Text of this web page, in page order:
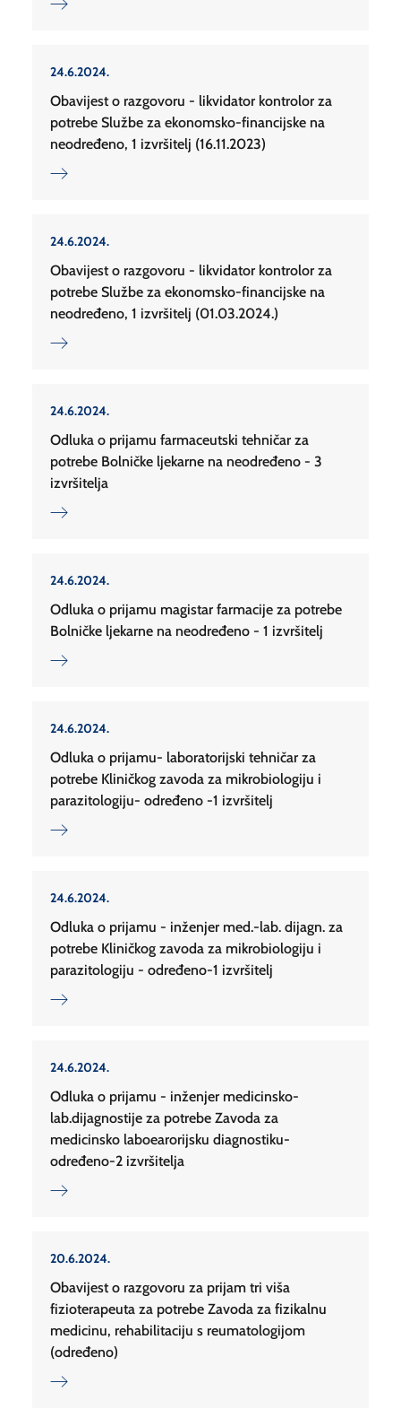
24.6.2024.
Obavijest o razgovoru - likvidator kontrolor za
potrebe Službe za ekonomsko-financijske na
neodređeno, 1 izvršitelj (16.11.2023)
24.6.2024.
Obavijest o razgovoru - likvidator kontrolor za
potrebe Službe za ekonomsko-financijske na
neodređeno, 1 izvršitelj (01.03.2024.)
24.6.2024.
Odluka o prijamu farmaceutski tehničar za
potrebe Bolničke ljekarne na neodređeno - 3
izvršitelja
24.6.2024.
Odluka o prijamu magistar farmacije za potrebe
Bolničke ljekarne na neodređeno - 1 izvršitelj
24.6.2024.
Odluka o prijamu- laboratorijski tehničar za
potrebe Kliničkog zavoda za mikrobiologiju i
parazitologiju- određeno -1 izvršitelj
24.6.2024.
Odluka o prijamu - inženjer med.-lab. dijagn. za
potrebe Kliničkog zavoda za mikrobiologiju i
parazitologiju - određeno-1 izvršitelj
24.6.2024.
Odluka o prijamu - inženjer medicinsko-
lab.dijagnostije za potrebe Zavoda za
medicinsko laboearorijsku diagnostiku-
određeno-2 izvršitelja
20.6.2024.
Obavijest o razgovoru za prijam tri viša
fizioterapeuta za potrebe Zavoda za fizikalnu
medicinu, rehabilitaciju s reumatologijom
(određeno)